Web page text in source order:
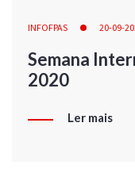
INFOFPAS 20-09-
Semana
2020
Ler mais